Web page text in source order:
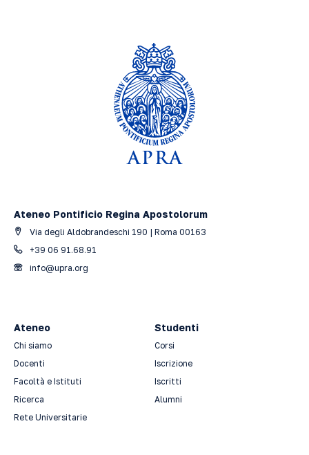
Ateneo Pontificio Regina Apostolorum
Via degli Aldobrandeschi 190 | Roma 00163
+39 06 91.68.91
info@upra.org
Ateneo
Chi siamo
Docenti
Facoltà e Istituti
Ricerca
Rete Universitarie
Studenti
Corsi
Iscrizione
Iscritti
Alumni